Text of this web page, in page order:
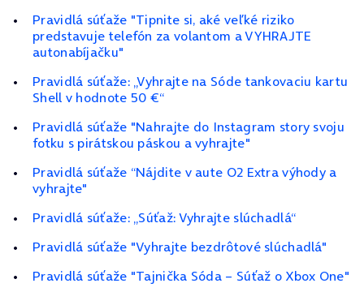
Pravidlá súťaže "Tipnite si, aké veľké riziko
predstavuje telefón za volantom a VYHRAJTE
autonabíjačku"
Pravidlá súťaže: „Vyhrajte na Sóde tankovaciu kartu
Shell v hodnote 50 €“
Pravidlá súťaže "Nahrajte do Instagram story svoju
fotku s pirátskou páskou a vyhrajte"
Pravidlá súťaže “Nájdite v aute O2 Extra výhody a
vyhrajte"
Pravidlá súťaže: „Súťaž: Vyhrajte slúchadlá“
Pravidlá súťaže "Vyhrajte bezdrôtové slúchadlá"
Pravidlá súťaže "Tajnička Sóda – Súťaž o Xbox One"